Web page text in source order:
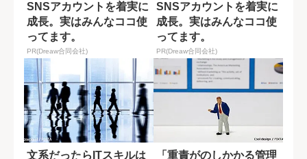
SNSアカウントを着実に
成長。実はみんなココ使
ってます。
PR(Dreaw合同会社)
SNSアカウントを着実に
成長。実はみんなココ使
ってます。
PR(Dreaw合同会社)
文系だったらITスキルは 「重責がのしかかる管理